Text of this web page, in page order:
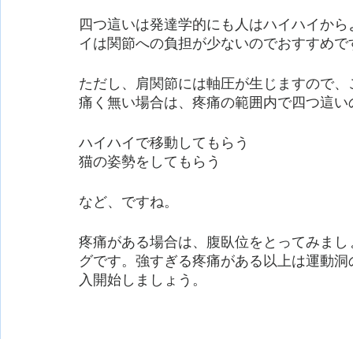
四つ這いは発達学的にも人はハイハイか
イは関節への負担が少ないのでおすすめで
ただし、肩関節には軸圧が生じますので
痛く無い場合は、疼痛の範囲内で四つ這
ハイハイで移動してもらう
猫の姿勢をしてもらう
など、ですね。
疼痛がある場合は、腹臥位をとってみま
グです。強すぎる疼痛がある以上は運動
入開始しましょう。